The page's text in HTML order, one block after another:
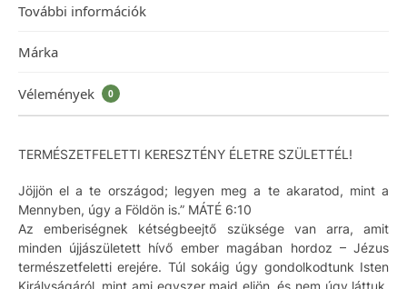
További információk
Márka
Vélemények 0
TERMÉSZETFELETTI KERESZTÉNY ÉLETRE SZÜLETTÉL!
Jöjjön el a te országod; legyen meg a te akaratod, mint a
Mennyben, úgy a Földön is.” MÁTÉ 6:10
Az emberiségnek kétségbeejtő szüksége van arra, amit
minden újjászületett hívő ember magában hordoz – Jézus
természetfeletti erejére. Túl sokáig úgy gondolkodtunk Isten